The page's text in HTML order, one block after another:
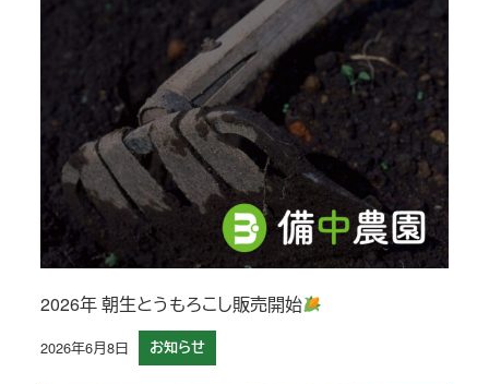
2026年 朝生とうもろこし販売開始
投稿日
2026年6月8日 お知らせ